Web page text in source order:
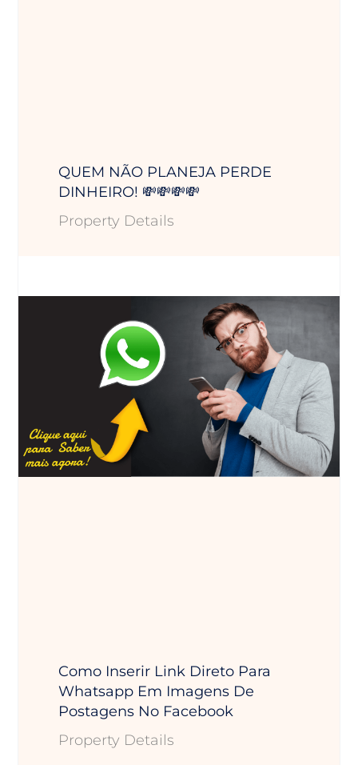
QUEM NÃO PLANEJA PERDE
DINHEIRO! 💸💸💸💸
Property Details
Como Inserir Link Direto Para
Whatsapp Em Imagens De
Postagens No Facebook
Property Details